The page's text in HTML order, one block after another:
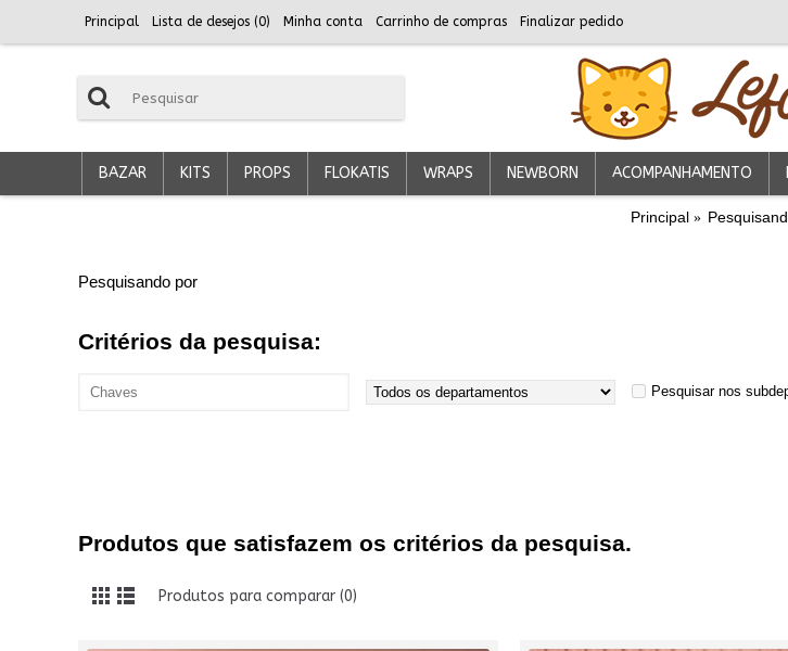
Principal Lista de desejos (0) Minha conta Carrinho de compras Finalizar pedido
BAZAR KITS PROPS FLOKATIS WRAPS NEWBORN ACOMPANHAMENTO
Principal
Pesquisando por
Critérios da pesquisa:
Pesquisar nos
Produtos que satisfazem os critérios da pesquisa.
Produtos para comparar (0)